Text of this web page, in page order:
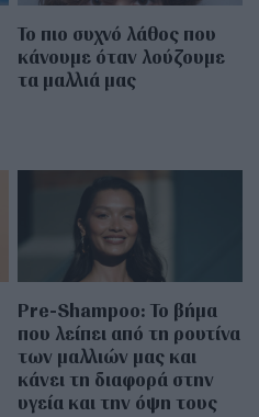
Το πιο συχνό λάθος που
κάνουμε όταν λούζουμε
τα μαλλιά μας
Pre-Shampoo: Το βήμα
που λείπει από τη ρουτίνα
των μαλλιών μας και
κάνει τη διαφορά στην
υγεία και την όψη τους